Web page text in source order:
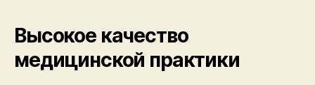
Высокое качество
медицинской практики